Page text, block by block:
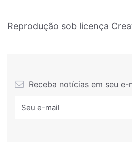
Reprodução sob licença
Receba notícias em seu e-